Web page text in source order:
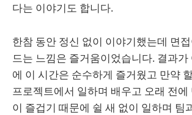
다는 이야기도 합니다.
한참 동안 정신 없이 이야기했는데 면
드는 느낌은 즐거움이었습니다. 결과
에 이 시간은 순수하게 즐거웠고 만약
프로젝트에서 일하며 배우고 오래 전에
이 즐겁기 때문에 쉴 새 없이 일하며 팀